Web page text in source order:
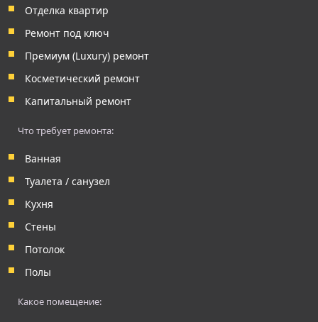
Отделка квартир
Ремонт под ключ
Премиум (Luxury) ремонт
Косметический ремонт
Капитальный ремонт
Что требует ремонта:
Ванная
Туалета / санузел
Кухня
Стены
Потолок
Полы
Какое помещение: